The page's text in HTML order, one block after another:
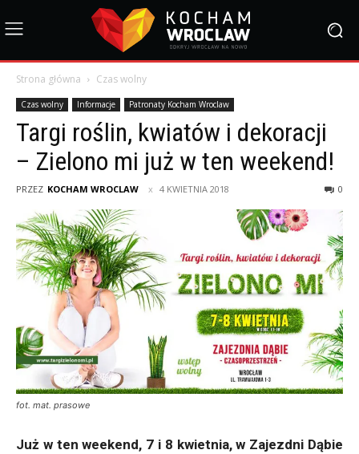
Strona główna Czas wolny
Czas wolny Informacje Patronaty Kocham Wroclaw
Targi roślin, kwiatów i dekoracji
– Zielono mi już w ten weekend!
PRZEZ KOCHAM WROCLAW 4 KWIETNIA 2018 0
fot. mat. prasowe
Już w ten weekend, 7 i 8 kwietnia, w Zajezdni Dąbie